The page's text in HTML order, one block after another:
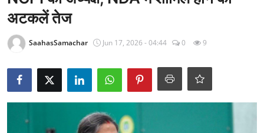
खेल
Epaper
धर्म
लाइफस्टाइल
अटकलें तेज
SaahasSamachar Jun 17, 2026 - 04:44 0 9